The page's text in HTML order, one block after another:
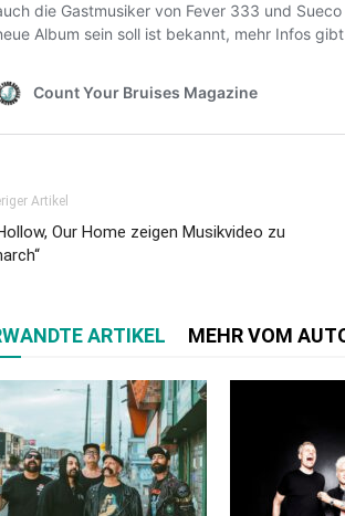
Artikel
Our Home zeigen Musikvideo zu
ARTIKEL MEHR VOM